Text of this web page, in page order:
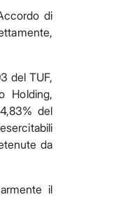
di
del TUF,
Holding,
del
da
il